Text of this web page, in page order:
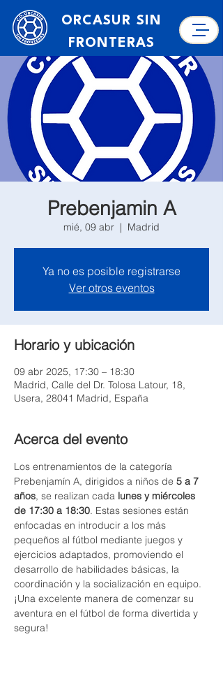
ORCASUR SIN
FRONTERAS
Prebenjamin A
mié, 09 abr
  |
Madrid
Ya no es posible registrarse
Ver otros eventos
Horario y ubicación
09 abr 2025, 17:30 – 18:30
Madrid, Calle del Dr. Tolosa Latour, 18,
Usera, 28041 Madrid, España
Acerca del evento
Los entrenamientos de la categoría
Prebenjamín A, dirigidos a niños de 5 a 7
años, se realizan cada lunes y miércoles
de 17:30 a 18:30. Estas sesiones están
enfocadas en introducir a los más
pequeños al fútbol mediante juegos y
ejercicios adaptados, promoviendo el
desarrollo de habilidades básicas, la
coordinación y la socialización en equipo.
¡Una excelente manera de comenzar su
aventura en el fútbol de forma divertida y
segura!